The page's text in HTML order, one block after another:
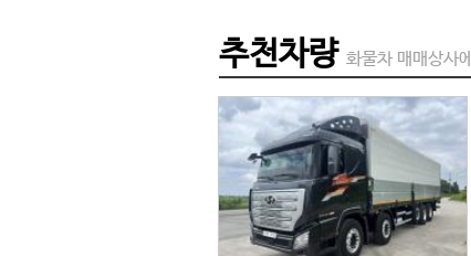
추천차량 화물차 매매상사